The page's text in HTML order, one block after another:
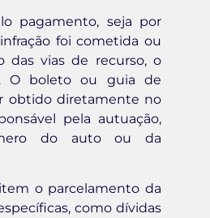
pagamento, seja por
foi cometida ou
das vias de recurso, o
O boleto ou guia de
obtido diretamente no
pela autuação,
do auto ou da
o parcelamento da
como dívidas